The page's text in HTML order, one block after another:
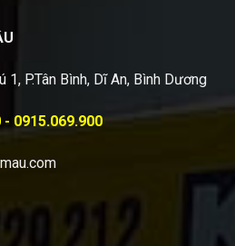
P.Tân Bình, Dĩ An, Bình Dương
- 0915.069.900